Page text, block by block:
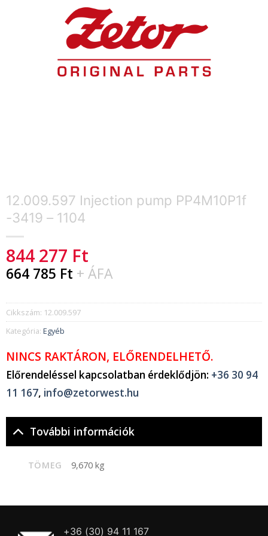
12.009.597 Injection pump PP4M10P1f
-3419 – 1104
844 277 Ft
664 785 Ft + ÁFA
Cikkszám: 12.009.597
Kategória: Egyéb
NINCS RAKTÁRON, ELŐRENDELHETŐ.
Előrendeléssel kapcsolatban érdeklődjön: +36 30 94
11 167, info@zetorwest.hu
További információk
TÖMEG 9,670 kg
+36 (30) 94 11 167